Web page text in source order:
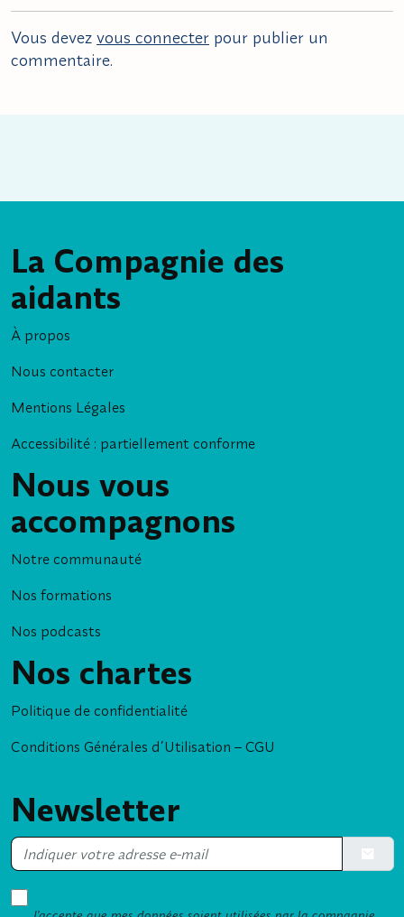
Vous devez vous connecter pour publier un
commentaire.
La Compagnie des
aidants
À propos
Nous contacter
Mentions Légales
Accessibilité : partiellement conforme
Nous vous
accompagnons
Notre communauté
Nos formations
Nos podcasts
Nos chartes
Politique de confidentialité
Conditions Générales d’Utilisation – CGU
Newsletter